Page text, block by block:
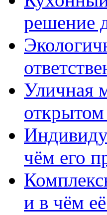
решение
Уличная
открытом
чём его
и в чём